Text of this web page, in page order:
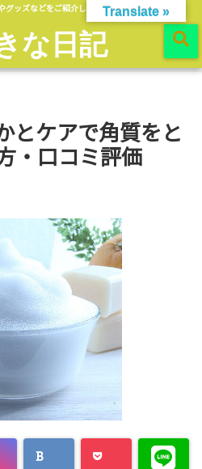
グッズなどをご紹介します。
な日記
とケアで角質をと
・口コミ評価
Translate »